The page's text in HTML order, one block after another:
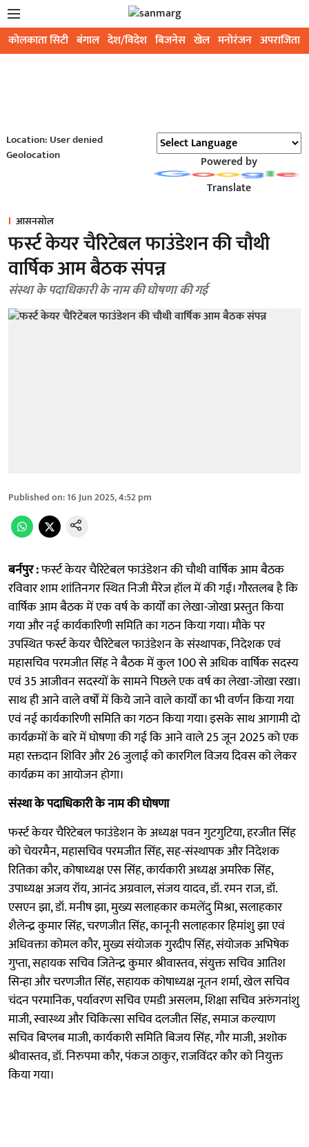
कोलकाता सिटी बंगाल देश/विदेश बिजनेस खेल मनोरंजन अपराजिता
Location: User denied
Geolocation
Powered by
Translate
आसनसोल
फर्स्ट केयर चैरिटेबल फाउंडेशन की चौथी
वार्षिक आम बैठक संपन्न
संस्था के पदाधिकारी के नाम की घोषणा की गई
Published on:16 Jun 2025, 4:52 pm
बर्नपुर :फर्स्ट केयर चैरिटेबल फाउंडेशन की चौथी वार्षिक आम बैठक
रविवार शाम शांतिनगर स्थित निजी मैरेज हॉल में की गई। गौरतलब है कि
वार्षिक आम बैठक में एक वर्ष के कार्यों का लेखा-जोखा प्रस्तुत किया
गया और नई कार्यकारिणी समिति का गठन किया गया। मौके पर
उपस्थित फर्स्ट केयर चैरिटेबल फाउंडेशन के संस्थापक, निदेशक एवं
महासचिव परमजीत सिंह ने बैठक में कुल 100 से अधिक वार्षिक सदस्य
एवं 35 आजीवन सदस्यों के सामने पिछले एक वर्ष का लेखा-जोखा रखा।
साथ ही आने वाले वर्षों में किये जाने वाले कार्यों का भी वर्णन किया गया
एवं नई कार्यकारिणी समिति का गठन किया गया। इसके साथ आगामी दो
कार्यक्रमों के बारे में घोषणा की गई कि आने वाले 25 जून 2025 को एक
महा रक्तदान शिविर और 26 जुलाई को कारगिल विजय दिवस को लेकर
कार्यक्रम का आयोजन होगा।
संस्था के पदाधिकारी के नाम की घोषणा
फर्स्ट केयर चैरिटेबल फाउंडेशन के अध्यक्ष पवन गुटगुटिया, हरजीत सिंह
को चेयरमैन, महासचिव परमजीत सिंह, सह-संस्थापक और निदेशक
रितिका कौर, कोषाध्यक्ष एस सिंह, कार्यकारी अध्यक्ष अमरिक सिंह,
उपाध्यक्ष अजय रॉय, आनंद अग्रवाल, संजय यादव, डॉ. रमन राज, डॉ.
एसएन झा, डॉ. मनीष झा, मुख्य सलाहकार कमलेंदु मिश्रा, सलाहकार
शैलेन्द्र कुमार सिंह, चरणजीत सिंह, कानूनी सलाहकार हिमांशु झा एवं
अधिवक्ता कोमल कौर, मुख्य संयोजक गुरदीप सिंह, संयोजक अभिषेक
गुप्ता, सहायक सचिव जितेन्द्र कुमार श्रीवास्तव, संयुक्त सचिव आतिश
सिन्हा और चरणजीत सिंह, सहायक कोषाध्यक्ष नूतन शर्मा, खेल सचिव
चंदन परमानिक, पर्यावरण सचिव एमडी असलम, शिक्षा सचिव अरुंगनांशु
माजी, स्वास्थ्य और चिकित्सा सचिव दलजीत सिंह, समाज कल्याण
सचिव बिप्लब माजी, कार्यकारी समिति बिजय सिंह, गौर माजी, अशोक
श्रीवास्तव, डॉ. निरुपमा कौर, पंकज ठाकुर, राजविंदर कौर को नियुक्त
किया गया।